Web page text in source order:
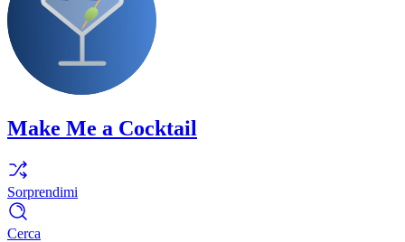
Make Me a Cocktail
Sorprendimi
Cerca